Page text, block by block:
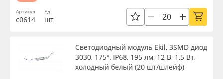
Артикул
с0614
Ед.
шт
Светодиодный модуль Ekil, 3SMD диод
3030, 175°, IP68, 195 лм, 12 В, 1,5 Вт,
холодный белый (20 шт/шлейф)